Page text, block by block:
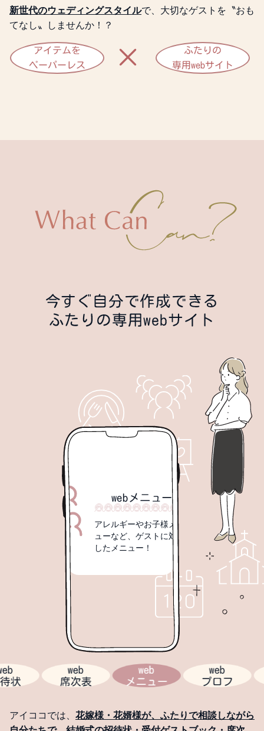
新世代のウェディングスタイルで、大切なゲストを〝おも
てなし〟しませんか！？
アイテムを
ペーパーレス
×
ふたりの
専用webサイト
今すぐ自分で作成できる
ふたりの専用webサイト
ューなど、ゲストに対応
webプロフ
自己PRコーナーで、
当日のすきま時間も
トを楽しませよう！
web
席次表
web
メニュー
web
プロフ
アイココでは、 花嫁様・花婿様が、ふたりで相談しながら